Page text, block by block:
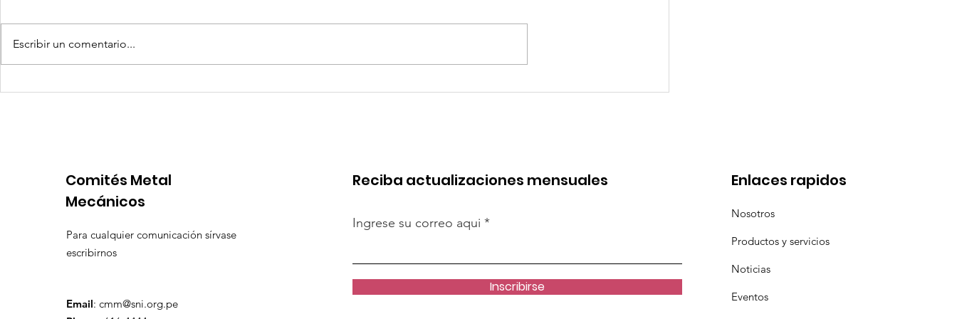
Competencia si: pero en
Expansion de China en
Coca-Cola invertirá mil
Escribir un comentario...
Comités Metal
Mecánicos
Para cualquier comunicación sírvase
escribirnos
Email: cmm@sni.org.pe
Reciba actualizaciones mensuales
Ingrese su correo aqui
Inscribirse
Enlaces rapidos
Nosotros
Productos y servicios
Noticias
Eventos